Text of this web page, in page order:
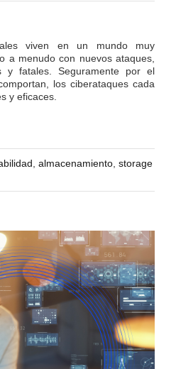
viven en un mundo muy
a menudo con nuevos ataques,
y fatales. Seguramente por el
los ciberataques cada
y eficaces.
almacenamiento storage